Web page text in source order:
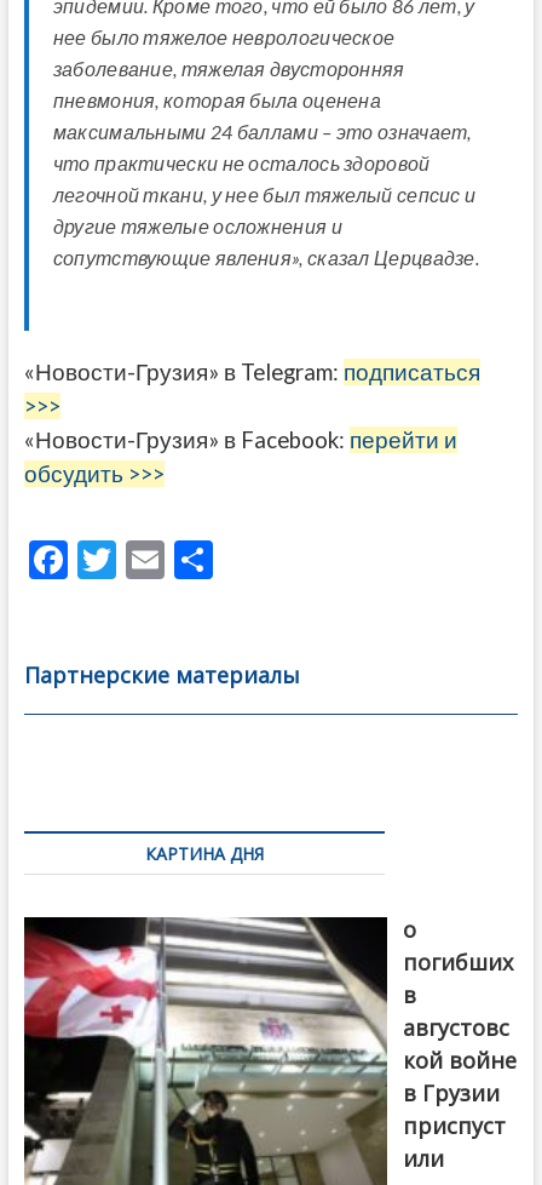
эпидемии. Кроме того, что ей было 86 лет, у
нее было тяжелое неврологическое
заболевание, тяжелая двусторонняя
пневмония, которая была оценена
максимальными 24 баллами – это означает,
что практически не осталось здоровой
легочной ткани, у нее был тяжелый сепсис и
другие тяжелые осложнения и
сопутствующие явления», сказал Церцвадзе.
«Новости-Грузия» в Telegram: подписаться
>>>
«Новости-Грузия» в Facebook: перейти и
обсудить >>>
F
b
o
T
er
E
l
О
а
в
Партнерские материалы
по
записямКАРТИНА ДНЯ
о
погибших
в
августовс
кой войне
в Грузии
приспуст
или